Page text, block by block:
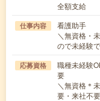
全額支給
仕事内容
看護助手
＼無資格・
ので未経験
応募資格
職種未経験
要
＼無資格＊
要・来社不